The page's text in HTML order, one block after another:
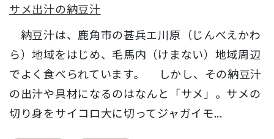
サメ出汁の納豆汁
納豆汁は、鹿角市の甚兵エ川原（じんべえかわ
ら）地域をはじめ、毛馬内（けまない）地域周辺
でよく食べられています。 しかし、その納豆汁
の出汁や具材になるのはなんと「サメ」。サメの
切り身をサイコロ大に切ってジャガイモ...